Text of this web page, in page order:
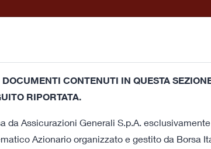
utilizza cookie tecnici propri e cookie di terze
le tue preferenze. Chiudendo questa finestra
Se vuoi saperne di più o negare il
CONTENUTI IN QUESTA
RIPORTATA.
da Assicurazioni Generali S.p.A.
Azionario organizzato e gestito da Borsa